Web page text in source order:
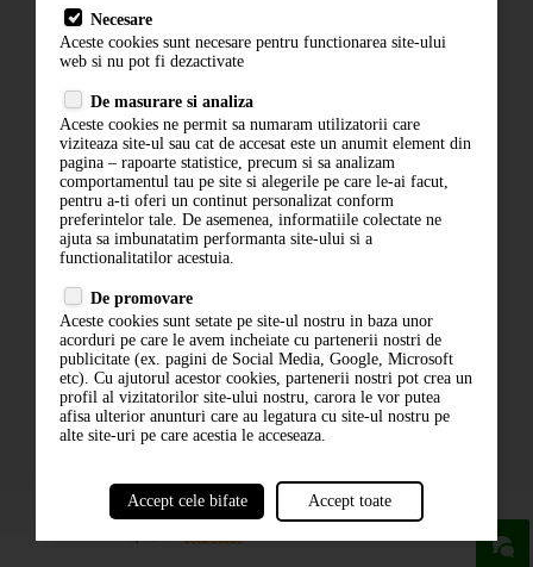
Livrare
Contact
Politica de confidentialitate
ANPC
ABONARE LA NEWSLETTER
ABONARE
Necesare
Aceste cookies sunt necesare pentru functionarea site-ului
web si nu pot fi dezactivate
De masurare si analiza
Aceste cookies ne permit sa numaram utilizatorii care
viziteaza site-ul sau cat de accesat este un anumit element din
pagina – rapoarte statistice, precum si sa analizam
comportamentul tau pe site si alegerile pe care le-ai facut,
pentru a-ti oferi un continut personalizat conform
preferintelor tale. De asemenea, informatiile colectate ne
ajuta sa imbunatatim performanta site-ului si a
functionalitatilor acestuia.
De promovare
Aceste cookies sunt setate pe site-ul nostru in baza unor
acorduri pe care le avem incheiate cu partenerii nostri de
publicitate (ex. pagini de Social Media, Google, Microsoft
etc). Cu ajutorul acestor cookies, partenerii nostri pot crea un
profil al vizitatorilor site-ului nostru, carora le vor putea
afisa ulterior anunturi care au legatura cu site-ul nostru pe
alte site-uri pe care acestia le acceseaza.
Accept cele bifate Accept toate